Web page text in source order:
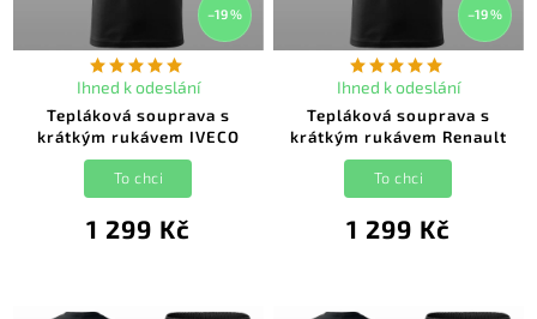
–19 %
Tepláková souprava s
krátkým rukávem IVECO
Ihned k odeslání
1 299 Kč
To chci
–19 %
Tepláková souprava s
krátkým rukávem Renault
Ihned k odeslání
1 299 Kč
To chci